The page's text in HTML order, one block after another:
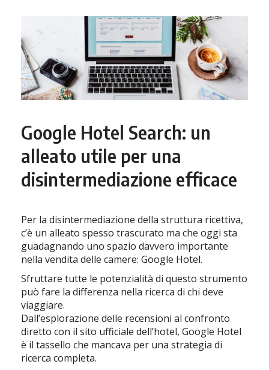
Google Hotel Search: un
alleato utile per una
disintermediazione efficace
Per la disintermediazione della struttura ricettiva,
c’è un alleato spesso trascurato ma che oggi sta
guadagnando uno spazio davvero importante
nella vendita delle camere: Google Hotel.
Sfruttare tutte le potenzialità di questo strumento
può fare la differenza nella ricerca di chi deve
viaggiare.
Dall’esplorazione delle recensioni al confronto
diretto con il sito ufficiale dell’hotel, Google Hotel
è il tassello che mancava per una strategia di
ricerca completa.